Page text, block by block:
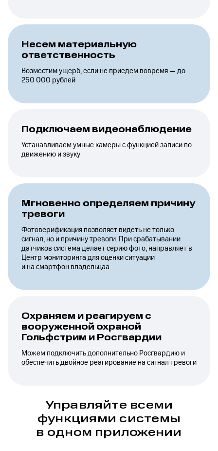
Несем материальную
ответственность
Возместим ущерб, если не приедем вовремя — до
250 000 рублей
Подключаем видеонаблюдение
Устанавливаем умные камеры с функцией записи по
движению и звуку
Мгновенно определяем причину
тревоги
Фотоверификация позволяет видеть не только
сигнал, но и причину тревоги. При срабатывании
датчиков система делает серию фото, направляет в
Центр мониторинга для оценки ситуации
и на смартфон владельцаа
Охраняем и реагируем с
вооруженной охраной
Гольфстрим и Росгвардии
Можем подключить дополнительно Росгвардию и
обеспечить двойное реагирование на сигнал тревоги
Управляйте всеми
функциями системы
в одном приложении